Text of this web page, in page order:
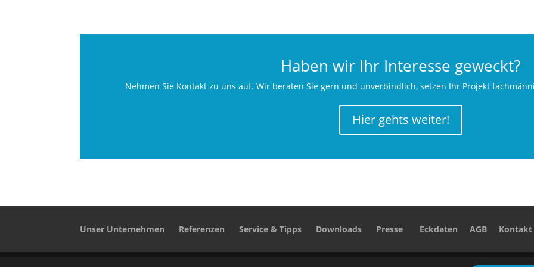
Haben wir Ihr Interesse geweckt?
Nehmen Sie Kontakt zu uns auf. Wir beraten Sie gern und unverbindlich, setzen Ihr Projekt
Hier gehts weiter!
Unser Unternehmen Referenzen Service & Tipps Downloads Presse Eckdaten AGB Kontakt